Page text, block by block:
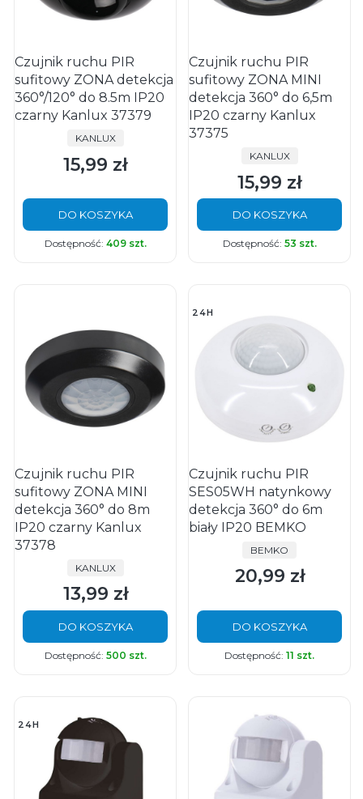
Czujnik ruchu PIR
sufitowy ZONA detekcja
360°/120° do 8.5m IP20
czarny Kanlux 37379
PRODUCENT
KANLUX
Cena
15,99 zł
DO KOSZYKA
Dostępność: 409 szt.
Czujnik ruchu PIR
sufitowy ZONA MINI
detekcja 360° do 6,5m
IP20 czarny Kanlux
37375
PRODUCENT
KANLUX
Cena
15,99 zł
DO KOSZYKA
Dostępność: 53 szt.
Czujnik ruchu PIR
sufitowy ZONA MINI
detekcja 360° do 8m
IP20 czarny Kanlux
37378
PRODUCENT
KANLUX
Cena
13,99 zł
DO KOSZYKA
Dostępność: 500 szt.
24H
Czujnik ruchu PIR
SES05WH natynkowy
detekcja 360° do 6m
biały IP20 BEMKO
PRODUCENT
BEMKO
Cena
20,99 zł
DO KOSZYKA
Dostępność: 11 szt.
24H